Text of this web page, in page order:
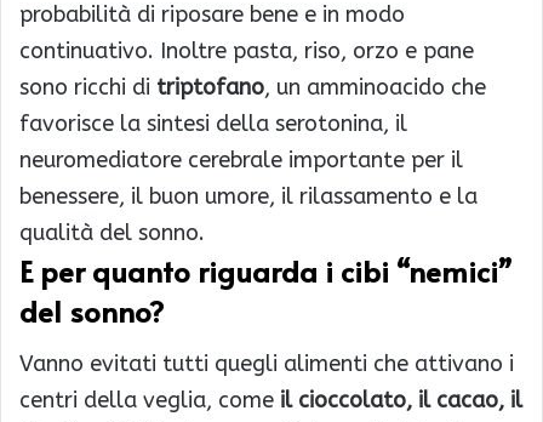
probabilità di riposare bene e in modo
continuativo. Inoltre pasta, riso, orzo e pane
sono ricchi di triptofano, un amminoacido che
favorisce la sintesi della serotonina, il
neuromediatore cerebrale importante per il
benessere, il buon umore, il rilassamento e la
qualità del sonno.
E per quanto riguarda i cibi “nemici”
del sonno?
Vanno evitati tutti quegli alimenti che attivano i
centri della veglia, come il cioccolato, il cacao, il